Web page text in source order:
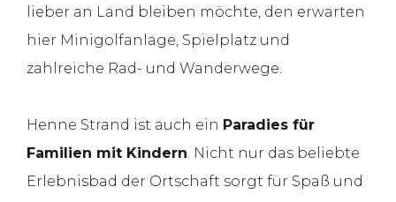
lieber an Land bleiben möchte, den erwarten
hier Minigolfanlage, Spielplatz und
zahlreiche Rad- und Wanderwege.
Henne Strand ist auch ein Paradies für
Familien mit Kindern . Nicht nur das beliebte
Erlebnisbad der Ortschaft sorgt für Spaß und